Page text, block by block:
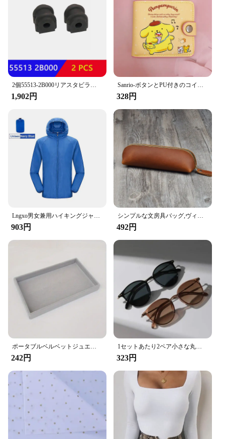
Shape or Size or Weight or Quantity: Compact and
Lightweight Set
Performance and Property: Enhanced Efficiency
and Reliability
|6723dwマキタtp00000099|Wholesale|Vendors|
**Optimized Compatibility and Performance**
The 6723DW Makita TP00000099 Kit is
meticulously designed to enhance the performance
of your Makita 6723DW cordless drill. The kit
includes essential parts and accessories that are not
only compatible with the Makita 6723DW but also
engineered to elevate its drilling capabilities.
Whether you're a professional contractor or a DIY
enthusiast, this kit ensures that your drilling tasks
are completed with precision and efficiency.
**Durable and Ergonomic Design**
The durability of the 6723DW Makita TP00000099
Kit is unmatched, thanks to the high-quality metal
components that withstand the rigors of heavy-duty
use. The ergonomic design of the kit is not only
during prolonged use, reducing hand fatigue and
increasing productivity. The kit's lightweight nature
makes it easy to handle, allowing you to focus on
your drilling tasks without the added strain.
**Versatile and Reliable**
This kit is not just about enhancing the performance
of your Makita 6723DW drill; it's about versatility.
The set is tailored to meet the diverse needs of
various drilling scenarios, from woodworking to
metal fabrication. The reliable performance of the
kit's components ensures that you can tackle any
project with confidence, knowing that your drill is
equipped with the best parts and accessories
available. The kit's compact size makes it a
convenient addition to any toolbox, ready to be
deployed whenever you need it.
2個55513-2B000リアスタビライザーバーブッシュ現代サンタフェ555132B000
1,902円
Sanrio-ボタンとPU付きのコイン財布,カードパッケージウォレット,ccitoroll my Allokromi,カジュアル,お金,ハローキティ,新品
328円
Lngxo男女兼用ハイキングジャケット女性用防水クイックドライキャンプウインドブレーカートレッキング釣りレインコート屋外アンチUV服
903円
シンプルな文房具バッグ,ヴィンテージ革ペンケース,収納バッグ,ジッパー式ポーチ,学用品
492円
ポータブルベルベットジュエリーディスプレイトレイ、リングホルダー、イヤリング、ネックオーガナイザー、収納ボックス、絶妙なオーガナイザー
242円
1セットあたり2ペア小さな丸いサングラス女性かわいいスキニー猫目アイウェア男性ビンテージナローキャットアイサングラスセット
323円